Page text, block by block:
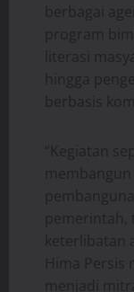
berbagai
program
literasi
hingga
berbasis
“Kegiatan
pemerintah,
keterlibatan
Hima Persis
menjadi